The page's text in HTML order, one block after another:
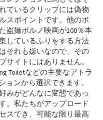
ているクリップには偽物
スポイントです。他のポ
盗撮ポルノ映画が100％本
しているふりをする方法
それも嫌いなので、その
サイトにはありません。
Toiletなどの主要なアトラ
ョンから選択できます。
みがどんなに変態であっ
。私たちがアップロード
スでき、可能な限り最高